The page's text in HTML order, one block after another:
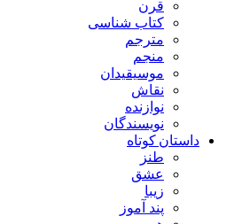
قرن
کتاب شناسی
مترجم
منجم
موسیقیدان
نقاش
نوازنده
نویسندگان
داستان کوتاه
طنز
عشق
زیبا
پند آموز